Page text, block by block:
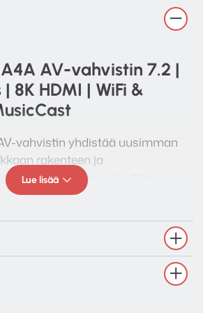
AV-vahvistin 7.2 |
8K HDMI | WiFi &
vahvistin yhdistää uusimman
rakenteen ja
tarjotakseen vaikuttavan
Tämä 7.2-kanavainen
Dolby Atmos ja DTS:X, jotka
äänimaailman. HDMI
8K/60Hz ja 4K/120Hz -
on valmiina myös uusimman
Lue lisää